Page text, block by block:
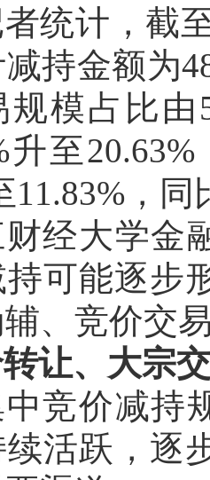
统计，截
持金额为
模占比由
升至
11.83%，同
经大学金
持可能逐步
、竞价交
让、大宗
竞价减持
活跃，逐